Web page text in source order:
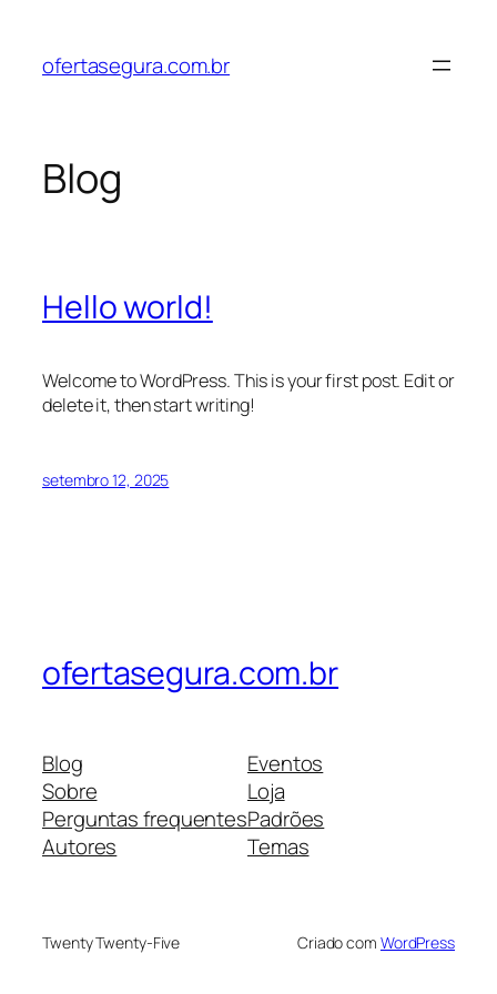
ofertasegura.com.br
Blog
Hello world!
Welcome to WordPress. This is your first post. Edit or
delete it, then start writing!
setembro 12, 2025
ofertasegura.com.br
Blog
Sobre
Perguntas frequentes
Autores
Eventos
Loja
Padrões
Temas
Twenty Twenty-Five Criado com WordPress